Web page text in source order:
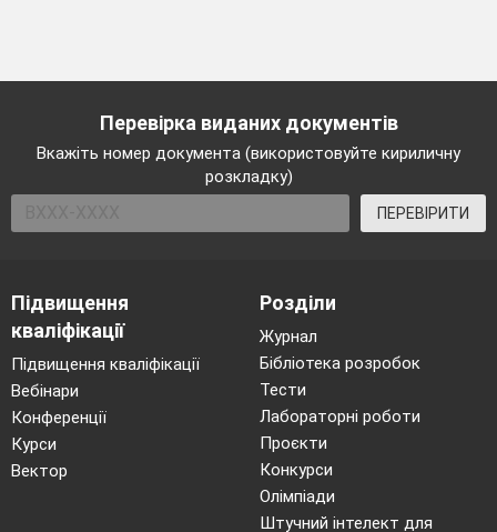
Перевірка виданих документів
Вкажіть номер документа (використовуйте кириличну
розкладку)
ПЕРЕВІРИТИ
Підвищення
кваліфікації
Підвищення кваліфікації
Вебінари
Конференції
Курси
Вектор
Розділи
Журнал
Бібліотека розробок
Тести
Лабораторні роботи
Проєкти
Конкурси
Олімпіади
Штучний інтелект для